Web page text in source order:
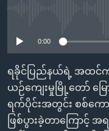
စာမျက်နှာ
သို့
ကျော်
ကြည့်
ဗွီအိုအေ လူမှုကွန်ယက်များ
0:00
ရခိုင်ပြည်နယ်ရဲ့ အထင်က
ယဉ်ကျေးမှုမြို့တော် မြေ
ရက်ပိုင်းအတွင်း စစ်ကေ
ဖြစ်ပွားခဲ့တာကြော